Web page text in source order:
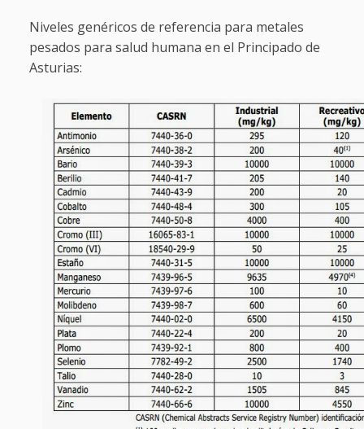
Niveles genéricos de referencia para metales
pesados para salud humana en el Principado de
Asturias: